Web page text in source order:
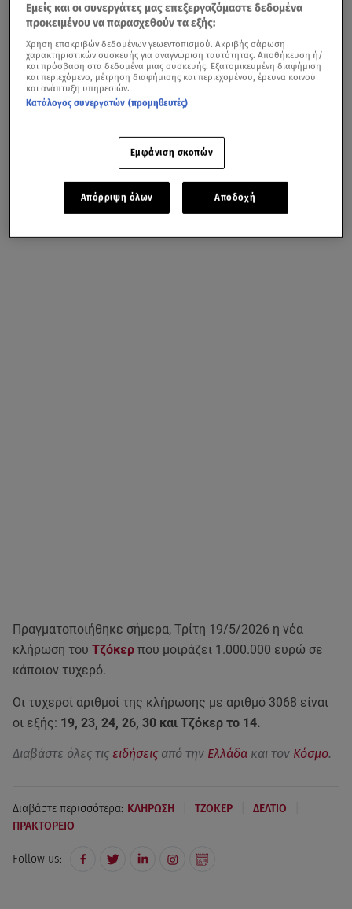
Πραγματοποιήθηκε σήμερα, Τρίτη 19/5/2026 η νέα
κλήρωση του Τζόκερ που μοιράζει 1.000.000 ευρώ σε
κάποιον τυχερό.
Οι τυχεροί αριθμοί της κλήρωσης με αριθμό 3068 είναι
οι εξής: 19, 23, 24, 26, 30 και Τζόκερ το 14.
Διαβάστε όλες τις ειδήσεις από την Ελλάδα και τον Κόσμο.
Διαβάστε περισσότερα: ΚΛΗΡΩΣΗ ΤΖΟΚΕΡ ΔΕΛΤΙΟ
ΠΡΑΚΤΟΡΕΙΟ
Follow us:
Εμείς και οι συνεργάτες μας επεξεργαζόμαστε δεδομένα
προκειμένου να παρασχεθούν τα εξής:
Χρήση επακριβών δεδομένων γεωεντοπισμού. Ακριβής σάρωση
χαρακτηριστικών συσκευής για αναγνώριση ταυτότητας. Αποθήκευση ή/
και πρόσβαση στα δεδομένα μιας συσκευής. Εξατομικευμένη διαφήμιση
και περιεχόμενο, μέτρηση διαφήμισης και περιεχομένου, έρευνα κοινού
και ανάπτυξη υπηρεσιών.
Κατάλογος συνεργατών (προμηθευτές)
Εμφάνιση σκοπών
Απόρριψη όλων Αποδοχή